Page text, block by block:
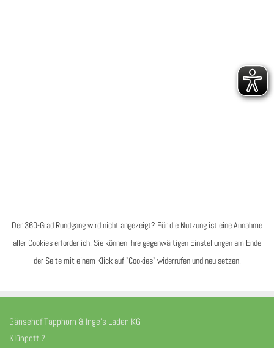
Der 360-Grad Rundgang wird nicht angezeigt? Für die Nutzung ist eine Annahme
aller Cookies erforderlich. Sie können Ihre gegenwärtigen Einstellungen am Ende
der Seite mit einem Klick auf "Cookies" widerrufen und neu setzen.
Gänsehof Tapphorn & Inge's Laden KG
Klünpott 7